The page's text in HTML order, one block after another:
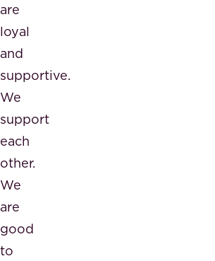
are
loyal
and
supportive.
We
support
each
other.
We
are
good
to